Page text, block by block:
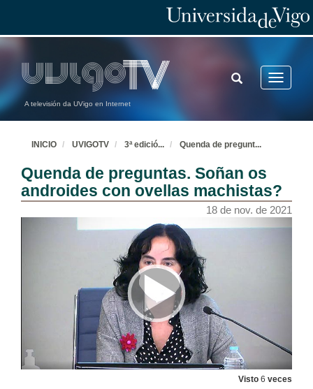
A televisión da UVigo en Internet
Toggle
TOGGLE
SEARCH
INICIO UVIGOTV 3ª edició... Quenda de pregunt...
Quenda de preguntas. Soñan os
androides con ovellas machistas?
18 de nov. de 2021
Visto 6 veces